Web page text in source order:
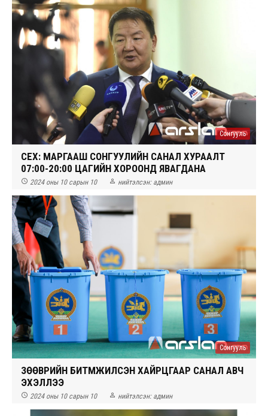
Сонгууль
СЕХ: МАРГААШ СОНГУУЛИЙН САНАЛ ХУРААЛТ
07:00-20:00 ЦАГИЙН ХОРООНД ЯВАГДАНА
 2024 оны 10 сарын 10  нийтэлсэн: админ
Сонгууль
ЗӨӨВРИЙН БИТҮҮМЖИЛСЭН ХАЙРЦГААР САНАЛ АВЧ
ЭХЭЛЛЭЭ
 2024 оны 10 сарын 10  нийтэлсэн: админ